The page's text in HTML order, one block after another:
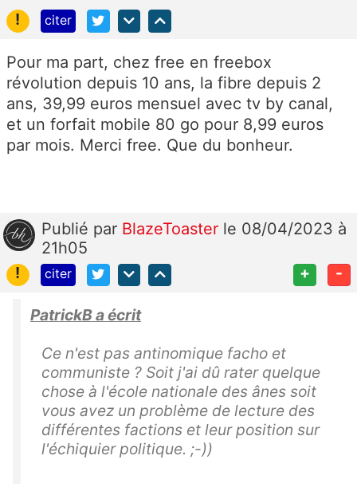
!
citer
Pour ma part, chez free en freebox
révolution depuis 10 ans, la fibre depuis 2
ans, 39,99 euros mensuel avec tv by canal,
et un forfait mobile 80 go pour 8,99 euros
par mois. Merci free. Que du bonheur.
Publié par BlazeToaster le 08/04/2023 à
21h05
!
citer + -
PatrickB a écrit
Ce n'est pas antinomique facho et
communiste ? Soit j'ai dû rater quelque
chose à l'école nationale des ânes soit
vous avez un problème de lecture des
différentes factions et leur position sur
l'échiquier politique. ;-))